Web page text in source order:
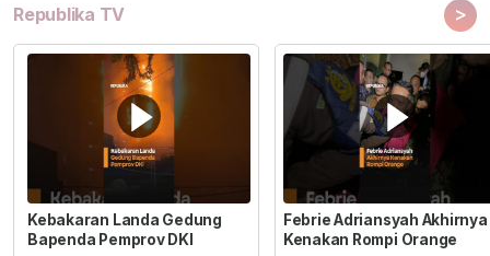
Republika TV >
Kebakaran Landa Gedung
Bapenda Pemprov DKI
Febrie Adriansyah Akhirnya
Kenakan Rompi Orange